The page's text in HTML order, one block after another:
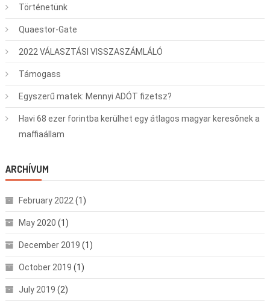
Történetünk
Quaestor-Gate
2022 VÁLASZTÁSI VISSZASZÁMLÁLÓ
Támogass
Egyszerű matek: Mennyi ADÓT fizetsz?
Havi 68 ezer forintba kerülhet egy átlagos magyar keresőnek a
maffiaállam
ARCHÍVUM
February 2022 (1)
May 2020 (1)
December 2019 (1)
October 2019 (1)
July 2019 (2)